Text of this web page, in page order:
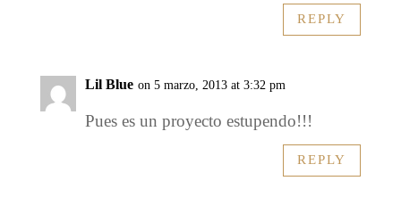
REPLY
Lil Blue on 5 marzo, 2013 at 3:32 pm
Pues es un proyecto estupendo!!!
REPLY